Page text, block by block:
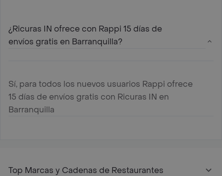
¿Ricuras IN ofrece con Rappi 15 días de
envíos gratis en Barranquilla?
Sí, para todos los nuevos usuarios Rappi ofrece
15 días de envíos gratis con Ricuras IN en
Barranquilla
Top Marcas y Cadenas de Restaurantes